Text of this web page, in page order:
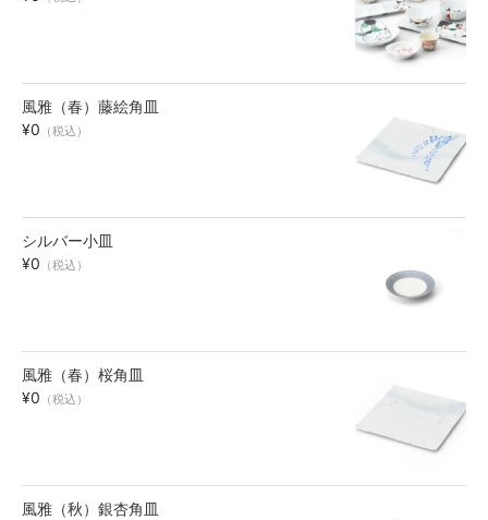
風雅（春）藤絵角皿
¥0 （税込）
シルバー小皿
¥0 （税込）
風雅（春）桜角皿
¥0 （税込）
風雅（秋）銀杏角皿